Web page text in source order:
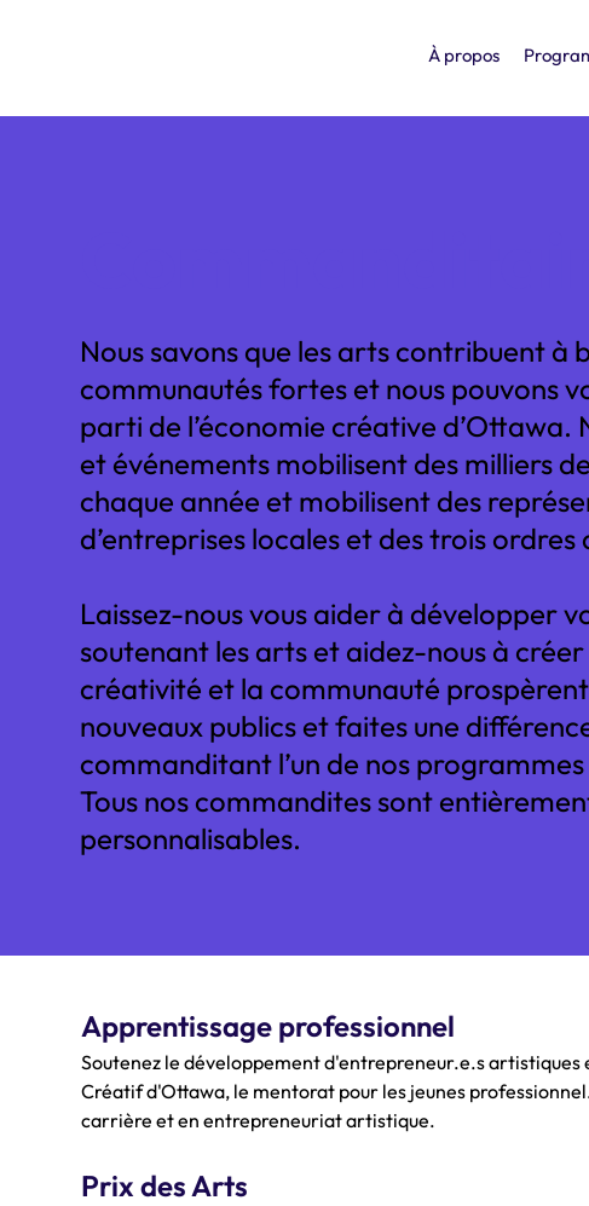
À propos
Nous savons que les arts contribuent à
communautés fortes et nous pouvons
parti de l’économie créative d’Ottawa.
et événements mobilisent des milliers
chaque année et mobilisent des
d’entreprises locales et des trois
Laissez-nous vous aider à développer
soutenant les arts et aidez-nous à créer
créativité et la communauté
nouveaux publics et faites une
commanditant l’un de nos
Tous nos commandites sont
personnalisables.
Apprentissage professionnel
Soutenez le développement d'entrepreneur.e.s
Créatif d'Ottawa, le mentorat pour les jeunes
carrière et en entrepreneuriat artistique.
Prix des Arts